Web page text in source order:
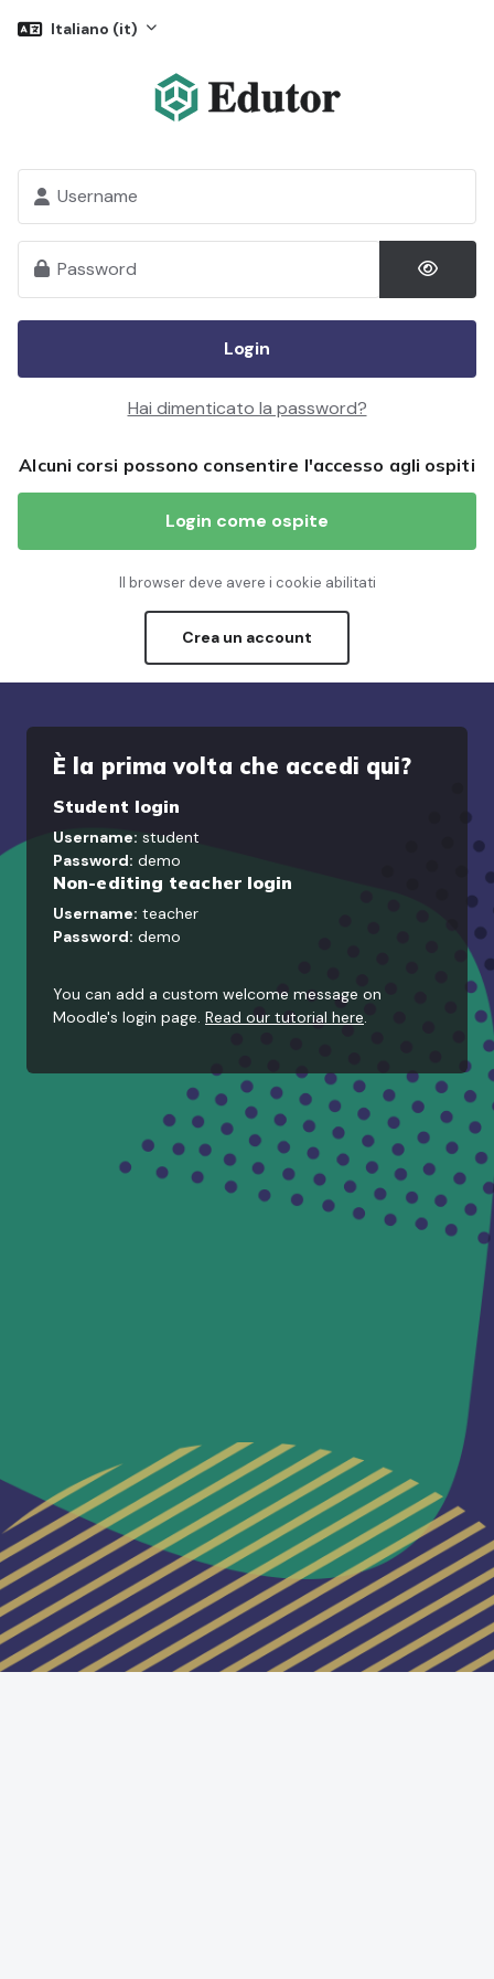
Italiano ‎(it)‎
Login
Hai dimenticato la password?
Alcuni corsi possono consentire l'accesso agli ospiti
Login come ospite
Il browser deve avere i cookie abilitati
Crea un account
È la prima volta che accedi qui?
Student login
Username: student
Password: demo
Non-editing teacher login
Username: teacher
Password: demo
You can add a custom welcome message on
Moodle's login page. Read our tutorial here.